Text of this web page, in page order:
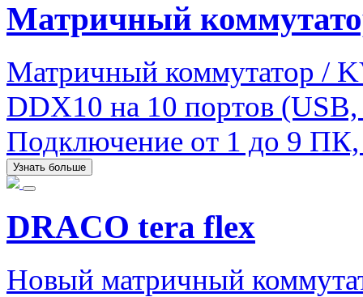
Матричный
Матричный коммутатор /
DDX10 на 10 портов
Подключение от 1 до 9 ПК,
Узнать больше
DRACO tera flex
Новый матричный